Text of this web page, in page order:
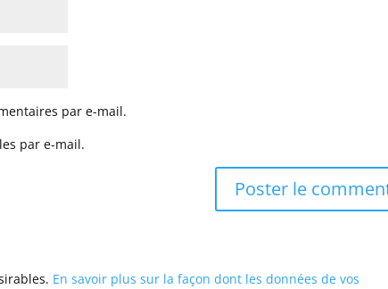
par e-mail.
par e-mail.
En savoir plus sur la façon dont les données de vos